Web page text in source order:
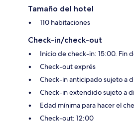
Tamaño del hotel
110 habitaciones
Check-in/check-out
Inicio de check-in: 15:00. Fin
Check-out exprés
Check-in anticipado sujeto a
Check-in extendido sujeto a
Edad mínima para hacer el
Check-out: 12:00